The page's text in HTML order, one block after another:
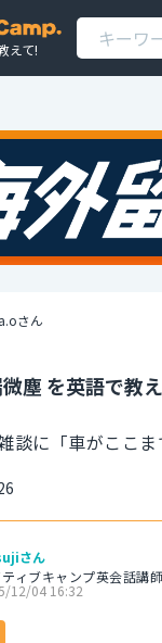
えて!
さん
塵 を英語で教
談に「車がここ
さん
ィブキャンプ英会話講師
12/04 16:32